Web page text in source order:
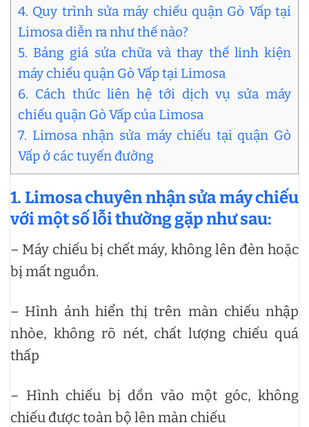
4. Quy trình sửa máy chiếu quận Gò Vấp tại
Limosa diễn ra như thế nào?
5. Bảng giá sửa chữa và thay thế linh kiện
máy chiếu quận Gò Vấp tại Limosa
6. Cách thức liên hệ tới dịch vụ sửa máy
chiếu quận Gò Vấp của Limosa
7. Limosa nhận sửa máy chiếu tại quận Gò
Vấp ở các tuyến đường
1. Limosa chuyên nhận sửa máy chiếu
với một số lỗi thường gặp như sau:
– Máy chiếu bị chết máy, không lên đèn hoặc
bị mất nguồn.
– Hình ảnh hiển thị trên màn chiếu nhập
nhòe, không rõ nét, chất lượng chiếu quá
thấp
– Hình chiếu bị dồn vào một góc, không
chiếu được toàn bộ lên màn chiếu